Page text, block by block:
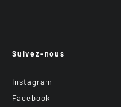
Suivez-nous
Instagram
Facebook